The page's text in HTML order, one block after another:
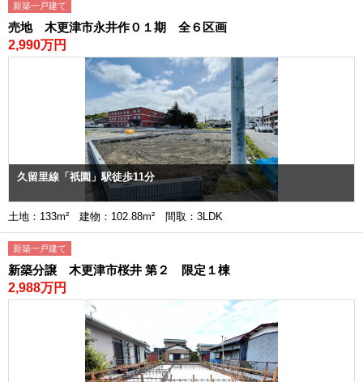
新築一戸建て
売地 木更津市永井作０１期 全６区画
2,990万円
久留里線「祇園」駅徒歩11分
土地：133m² 建物：102.88m² 間取：3LDK
新築一戸建て
新築分譲 木更津市桜井 第２ 限定１棟
2,988万円